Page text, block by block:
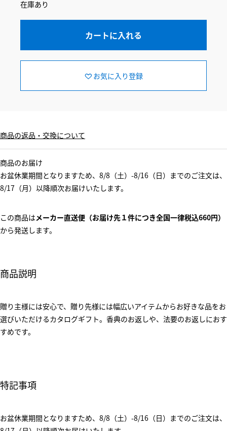
在庫あり
カートに入れる
お気に入り登録
商品の返品・交換について
商品のお届け
お盆休業期間となりますため、8/8（土）-8/16（日）までのご注文は、
8/17（月）以降順次お届けいたします。
この商品はメーカー直送便（お届け先１件につき全国一律税込660円）
から発送します。
商品説明
贈り主様には安心で、贈り先様には幅広いアイテムからお好きな品をお
選びいただけるカタログギフト。香典のお返しや、法要のお返しにおす
すめです。
特記事項
お盆休業期間となりますため、8/8（土）-8/16（日）までのご注文は、